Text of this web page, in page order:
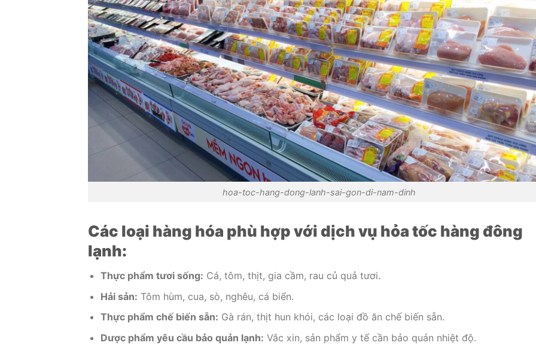
hoa-toc-hang-dong-lanh-sai-gon-di-nam-dinh
Các loại hàng hóa phù hợp với dịch vụ hỏa tốc hàng đông
lạnh:
Thực phẩm tươi sống: Cá, tôm, thịt, gia cầm, rau củ quả tươi.
Hải sản: Tôm hùm, cua, sò, nghêu, cá biển.
Thực phẩm chế biến sẵn: Gà rán, thịt hun khói, các loại đồ ăn chế biến sẵn.
Dược phẩm yêu cầu bảo quản lạnh: Vắc xin, sản phẩm y tế cần bảo quản nhiệt độ.